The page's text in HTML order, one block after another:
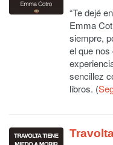
“Te dejé
Emma
siempre,
el que nos
sencillez
libros. (